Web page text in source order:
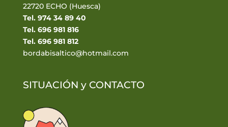
22720 ECHO (Huesca)
Tel. 974 34 89 40
Tel. 696 981 816
Tel. 696 981 812
bordabisaltico@hotmail.com
SITUACIÓN y CONTACTO